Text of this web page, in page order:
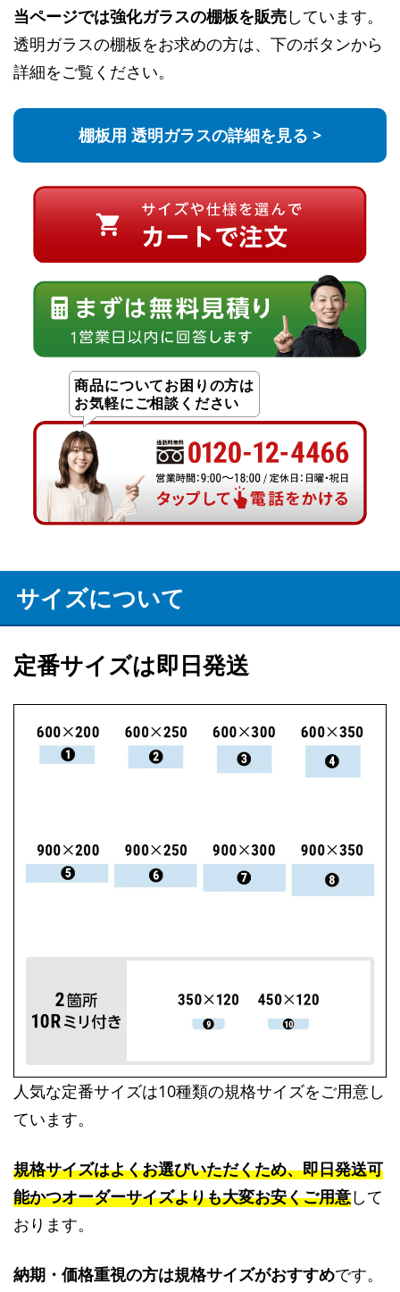
当ページでは強化ガラスの棚板を販売しています。
透明ガラスの棚板をお求めの方は、下のボタンから
詳細をご覧ください。
棚板用 透明ガラスの詳細を見る >
商品についてお困りの方は
お気軽にご相談ください
サイズについて
定番サイズは即日発送
人気な定番サイズは10種類の規格サイズをご用意し
ています。
規格サイズはよくお選びいただくため、即日発送可
能かつオーダーサイズよりも大変お安くご用意して
おります。
納期・価格重視の方は規格サイズがおすすめです。